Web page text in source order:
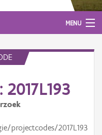
MENU
projectcodes/2017L193